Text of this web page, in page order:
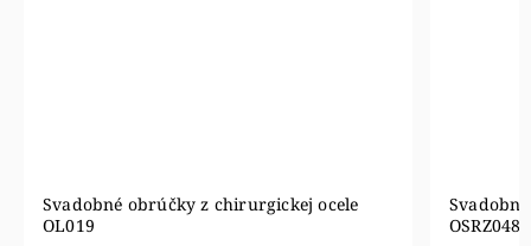
Svadobné obrúčky z chirurgickej ocele
OL019
OSRZ0480